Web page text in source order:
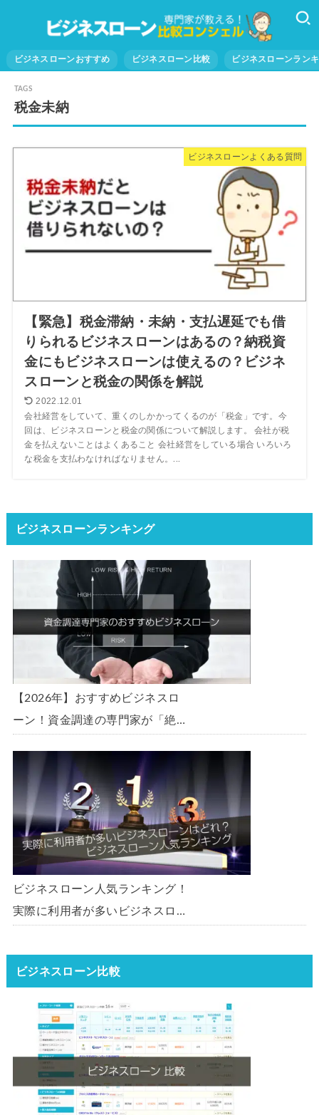
ビジネスローンおすすめ ビジネスローン比較 ビジネスローンラン
税金未納
ビジネスローンよくある質問
【緊急】税金滞納・未納・支払遅延でも借
りられるビジネスローンはあるの？納税資
金にもビジネスローンは使えるの？ビジネ
スローンと税金の関係を解説
2022.12.01
会社経営をしていて、重くのしかかってくるのが「税金」です。今
回は、ビジネスローンと税金の関係について解説します。 会社が税
金を払えないことはよくあること 会社経営をしている場合 いろいろ
な税金を支払わなければなりません。...
ビジネスローンランキング
【2026年】おすすめビジネスロ
ーン！資金調達の専門家が「絶
ーン・事業者ローン・商工ローン
ランキング
ビジネスローン人気ランキング！
実際に利用者が多いビジネスロー
ータ】【2026年版】
ビジネスローン比較